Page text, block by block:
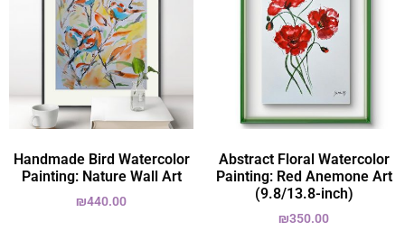
Abstract Floral Watercolor
Painting: Red Anemone Art
(9.8/13.8-inch)
₪350.00
Handmade Bird Watercolor
Painting: Nature Wall Art
₪440.00